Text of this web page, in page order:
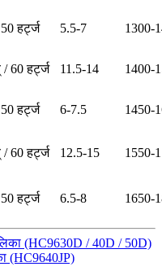
हर्ट्ज 5.5-7 1300-
60 हर्ट्ज 11.5-14 1400-
हर्ट्ज 6-7.5 1450-
60 हर्ट्ज 12.5-15 1550-
हर्ट्ज 6.5-8 1650-
(HC9630D / 40D / 50D)
(HC9640JP)